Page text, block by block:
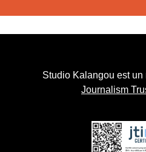
Studio Kalangou est
Journalism